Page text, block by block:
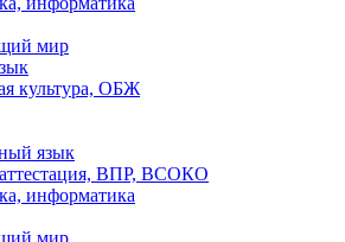
мир
культура, ОБЖ
язык
ВПР, ВСОКО
информатика
мир